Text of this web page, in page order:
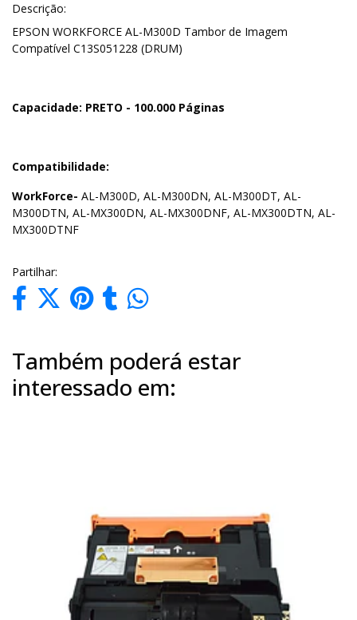
Descrição:
EPSON WORKFORCE AL-M300D Tambor de Imagem
Compatível C13S051228 (DRUM)
Capacidade: PRETO - 100.000 Páginas
Compatibilidade:
WorkForce- AL-M300D, AL-M300DN, AL-M300DT, AL-
M300DTN, AL-MX300DN, AL-MX300DNF, AL-MX300DTN, AL-
MX300DTNF
Partilhar:
Também poderá estar
interessado em: